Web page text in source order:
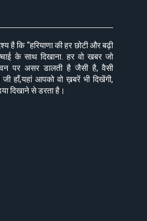
है कि “हरियाणा की हर छोटी और बढ़ी
के साथ दिखाना. हर वो खबर जो
पर असर डालती है जैसी है, वैसी
जी हाँ,यहां आपको वो ख़बरें भी दिखेंगी,
दिखाने से डरता है।